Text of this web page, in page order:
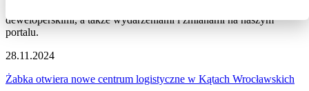
deweloperskimi, a także wydarzeniami i zmianami na naszym
portalu.
28.11.2024
Żabka otwiera nowe centrum logistyczne w Kątach Wrocławskich